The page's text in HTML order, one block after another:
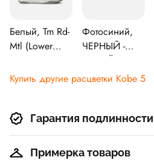
Белый, Tm Rd-
Mtl (Lower
Фотосиний,
ЧЕРНЫЙ -
БЕЛЫЙ
Купить другие расцветки Kobe 5
Гарантия подлинности
Примерка товаров